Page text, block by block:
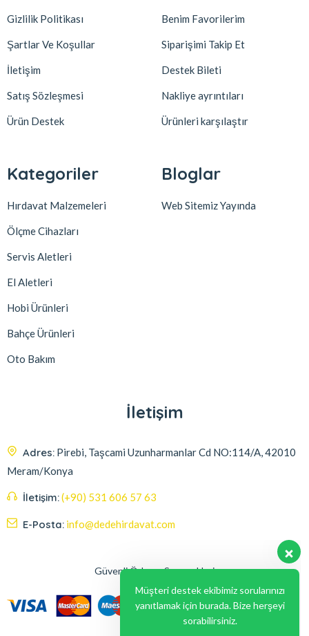
Gizlilik Politikası
Şartlar Ve Koşullar
İletişim
Satış Sözleşmesi
Ürün Destek
Benim Favorilerim
Siparişimi Takip Et
Destek Bileti
Nakliye ayrıntıları
Ürünleri karşılaştır
Kategoriler
Hırdavat Malzemeleri
Ölçme Cihazları
Servis Aletleri
El Aletleri
Hobi Ürünleri
Bahçe Ürünleri
Oto Bakım
Bloglar
Web Sitemiz Yayında
İletişim
Adres: Pirebi, Taşcami Uzunharmanlar Cd NO:114/A, 42010
Meram/Konya
İletişim:(+90) 531 606 57 63
E-Posta: info@dedehirdavat.com
Güvenli Ödeme Seçenekleri
yanıtlamak için burada. Bize herşeyi
sorabilirsiniz.